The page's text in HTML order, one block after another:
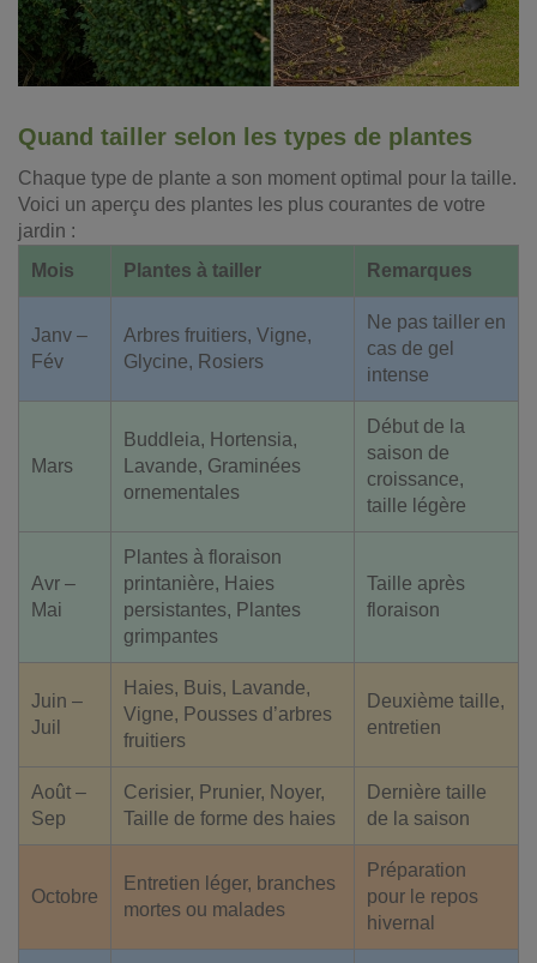
Quand tailler selon les types de plantes
Chaque type de plante a son moment optimal pour la taille.
Voici un aperçu des plantes les plus courantes de votre
jardin :
Mois
Plantes à tailler Remarques
Janv –
Fév
Arbres fruitiers, Vigne,
Glycine, Rosiers
Ne pas tailler en
cas de gel
intense
Mars
Buddleia, Hortensia,
Lavande, Graminées
ornementales
Début de la
saison de
croissance,
taille légère
Avr –
Mai
Plantes à floraison
printanière, Haies
persistantes, Plantes
grimpantes
Taille après
floraison
Juin –
Juil
Haies, Buis, Lavande,
Vigne, Pousses d’arbres
fruitiers
Deuxième taille,
entretien
Août –
Sep
Cerisier, Prunier, Noyer,
Taille de forme des haies
Dernière taille
de la saison
Octobre
Entretien léger, branches
mortes ou malades
Préparation
pour le repos
hivernal